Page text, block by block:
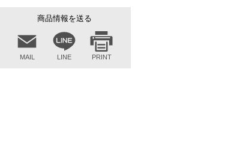
商品情報を送る
MAIL LINE PRINT